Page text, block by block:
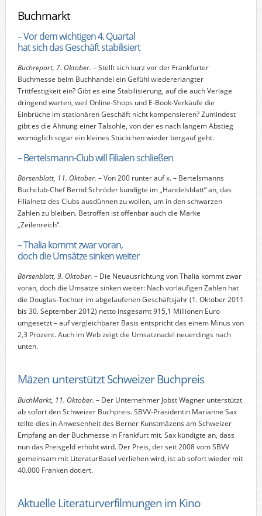
Buchmarkt
– Vor dem wichtigen 4. Quartal
hat sich das Geschäft stabilisiert
Buchreport, 7. Oktober. – Stellt sich kurz vor der Frankfurter
Buchmesse beim Buchhandel ein Gefühl wiedererlangter
Trittfestigkeit ein? Gibt es eine Stabilisierung, auf die auch Verlage
dringend warten, weil Online-Shops und E-Book-Verkäufe die
Einbrüche im stationären Geschäft nicht kompensieren? Zumindest
gibt es die Ahnung einer Talsohle, von der es nach langem Abstieg
womöglich sogar ein kleines Stückchen wieder bergauf geht.
– Bertelsmann-Club will Filialen schließen
Börsenblatt, 11. Oktober. – Von 200 runter auf x. – Bertelsmanns
Buchclub-Chef Bernd Schröder kündigte im „Handelsblatt“ an, das
Filialnetz des Clubs ausdünnen zu wollen, um in den schwarzen
Zahlen zu bleiben. Betroffen ist offenbar auch die Marke
„Zeilenreich“.
– Thalia kommt zwar voran,
doch die Umsätze sinken weiter
Börsenblatt, 9. Oktober. – Die Neuausrichtung von Thalia kommt zwar
voran, doch die Umsätze sinken weiter: Nach vorläufigen Zahlen hat
die Douglas-Tochter im abgelaufenen Geschäftsjahr (1. Oktober 2011
bis 30. September 2012) netto insgesamt 915,1 Millionen Euro
umgesetzt – auf vergleichbarer Basis entspricht das einem Minus von
2,3 Prozent. Auch im Web zeigt die Umsatznadel neuerdings nach
unten.
Mäzen unterstützt Schweizer Buchpreis
BuchMarkt, 11. Oktober. – Der Unternehmer Jobst Wagner unterstützt
ab sofort den Schweizer Buchpreis. SBVV-Präsidentin Marianne Sax
teilte dies in Anwesenheit des Berner Kunstmäzens am Schweizer
Empfang an der Buchmesse in Frankfurt mit. Sax kündigte an, dass
nun das Preisgeld erhöht wird. Der Preis, der seit 2008 vom SBVV
gemeinsam mit LiteraturBasel verliehen wird, ist ab sofort wieder mit
40.000 Franken dotiert.
Aktuelle Literaturverfilmungen im Kino